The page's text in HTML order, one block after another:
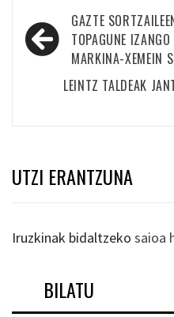
Bidalketetan
zehar
nabigatu
GAZTE
TOPAGUNE
MARKINA-XEMEIN
LEINTZ TALDEAK
UTZI ERANTZUNA
Iruzkinak bidaltzeko saioa
BILATU